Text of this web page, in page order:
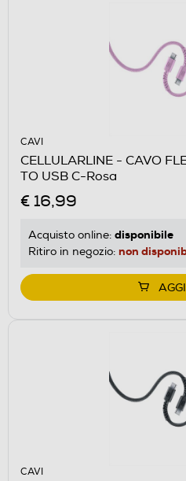
CAVI
CELLULARLINE - CAVO
TO USB C-Rosa
€ 16,99
Acquisto online: disponibile
Ritiro in negozio: non
CAVI